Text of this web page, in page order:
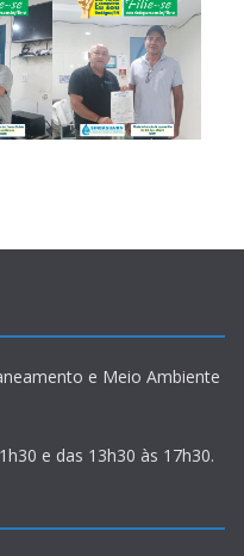
e Meio Ambiente
e das 13h30 às 17h30.